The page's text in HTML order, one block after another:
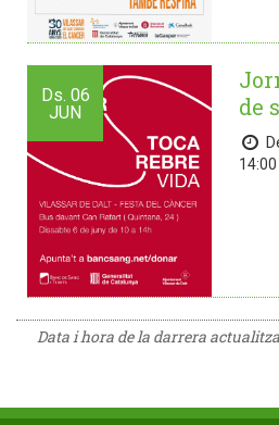
Ds. 06
JUN
de
14:00
Data i hora de la darrera